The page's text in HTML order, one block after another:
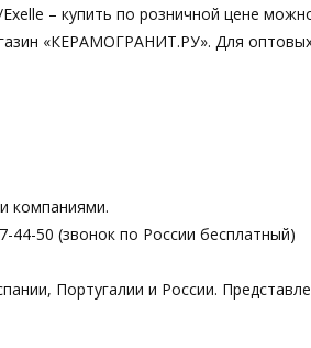
– купить по розничной цене
«КЕРАМОГРАНИТ.РУ». Для
компаниями.
50 (звонок по России бесплатный)
Португалии и России.